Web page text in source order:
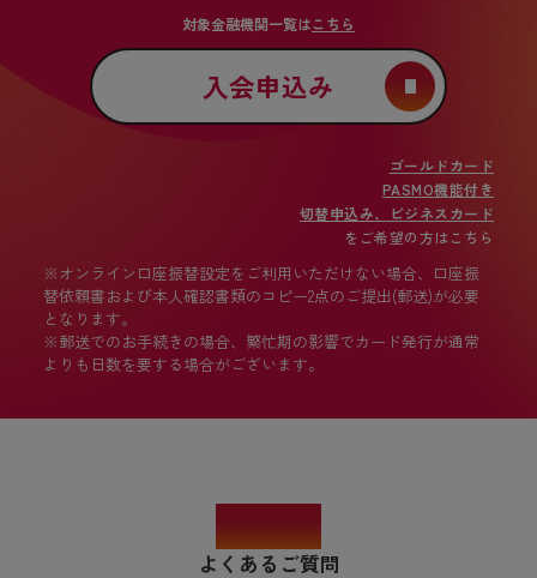
対象金融機関一覧はこちら
入会申込み
ゴールドカード
PASMO機能付き
切替申込み、ビジネスカード
をご希望の方はこちら
※オンライン口座振替設定をご利用いただけない場合、口座振
替依頼書および本人確認書類のコピー2点のご提出(郵送)が必要
となります。
※郵送でのお手続きの場合、繁忙期の影響でカード発行が通常
よりも日数を要する場合がございます。
FAQ
よくあるご質問